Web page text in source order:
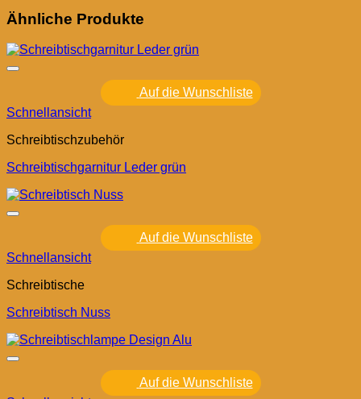
Ähnliche Produkte
Auf die Wunschliste
Schnellansicht
Schreibtischzubehör
Schreibtischgarnitur Leder grün
Auf die Wunschliste
Schnellansicht
Schreibtische
Schreibtisch Nuss
Auf die Wunschliste